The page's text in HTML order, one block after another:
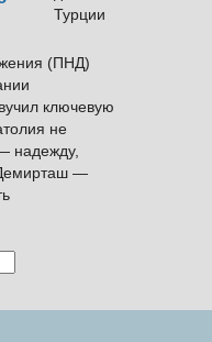
(ПНД)
ключевую
не
надежду,
—